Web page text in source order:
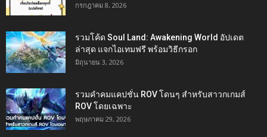
กรกฎาคม 8, 2026
รวมโค้ด Soul Land: Awakening World อัปเดต
ล่าสุด แจกไอเทมฟรี พร้อมวิธีกรอก
มิถุนายน 3, 2026
รวมคำคมแคปชั่น ROV โดนๆ สำหรับสาวกเกมส์
ROV โดยเฉพาะ
พฤษภาคม 29, 2026